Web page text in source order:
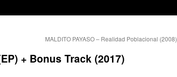
MALDITO PAYASO – Realidad Poblacional (2008)
+ Bonus Track (2017)